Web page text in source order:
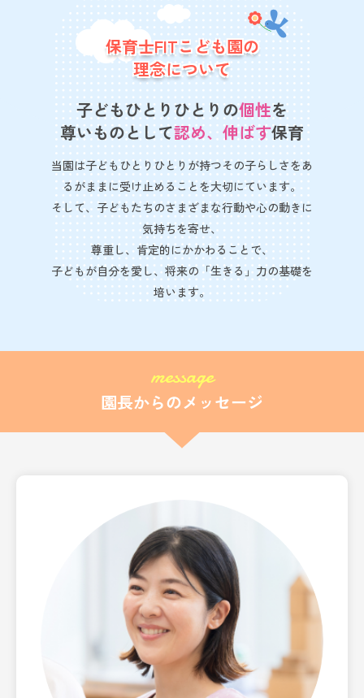
保育士FITこども園の
理念について
子どもひとりひとりの個性を
尊いものとして認め、伸ばす保育
当園は子どもひとりひとりが持つその子らしさをあ
るがままに受け止めることを大切にています。
そして、子どもたちのさまざまな行動や心の動きに
気持ちを寄せ、
尊重し、肯定的にかかわることで、
子どもが自分を愛し、将来の「生きる」力の基礎を
培います。
message
園長からのメッセージ